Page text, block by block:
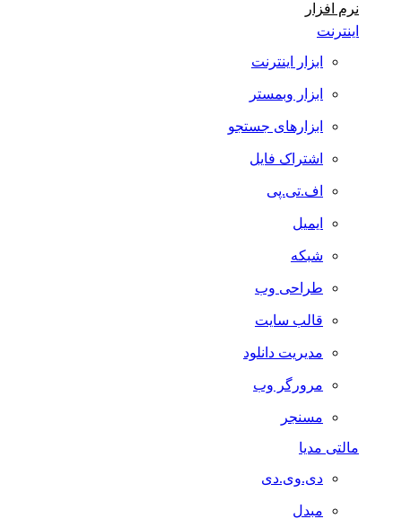
نرم افزار
اینترنت
ابزار اینترنت
ابزار وبمستر
ابزارهای جستجو
اشتراک فایل
اف.تی.پی
ایمیل
شبکه
طراحی وب
قالب سایت
مدیریت دانلود
مرورگر وب
مسنجر
مالتی مدیا
دی.وی.دی
مبدل